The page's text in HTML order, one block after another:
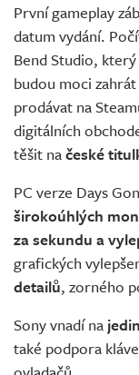
První gameplay
datum vydání.
Bend Studio,
budou moci
prodávat na
digitálních
těšit načeské
PC verze Days
širokoúhlých
za sekundu a
grafických
detailů, zorného
Sony vnadí na
také podpora